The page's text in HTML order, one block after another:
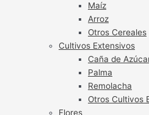
Maíz
Arroz
Otros Cereales
Cultivos Extensivos
Caña de
Palma
Remolacha
Otros Cultivos
Flores